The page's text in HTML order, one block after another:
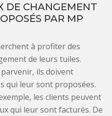
DE CHANGEMENT
PAR MP
à profiter des
de leurs tuiles.
ils doivent
qui leur sont proposées.
les clients peuvent
qui leur sont facturés. De